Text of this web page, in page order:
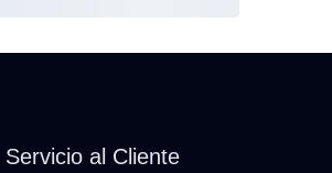
Servicio al Cliente